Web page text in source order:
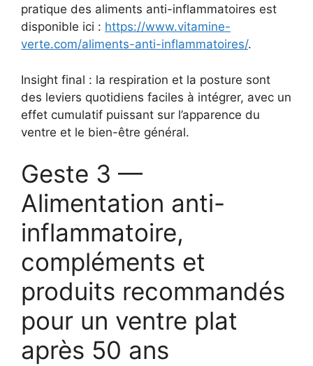
pratique des aliments anti-inflammatoires est
disponible ici : https://www.vitamine-
verte.com/aliments-anti-inflammatoires/.
Insight final : la respiration et la posture sont
des leviers quotidiens faciles à intégrer, avec un
effet cumulatif puissant sur l’apparence du
ventre et le bien-être général.
Geste 3 —
Alimentation anti-
inflammatoire,
compléments et
produits recommandés
pour un ventre plat
après 50 ans